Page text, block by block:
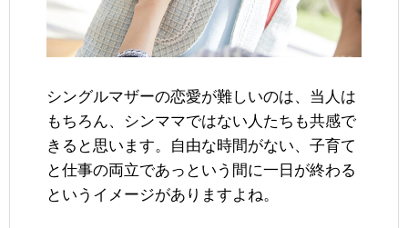
シングルマザーの恋愛が難しいのは、当人は
もちろん、シンママではない人たちも共感で
きると思います。自由な時間がない、子育て
と仕事の両立であっという間に一日が終わる
というイメージがありますよね。